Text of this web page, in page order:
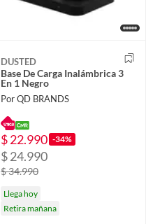
DUSTED
Base De Carga Inalámbrica 3
En 1 Negro
Por QD BRANDS
$ 22.990 -34%
$ 24.990
$ 34.990
Llega hoy
Retira mañana